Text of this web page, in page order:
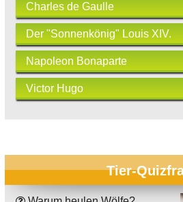
Charles de Gaulle
Der "Sonnenkönig" Louis XIV.
Napoleon Bonaparte
Victor Hugo
Tier-